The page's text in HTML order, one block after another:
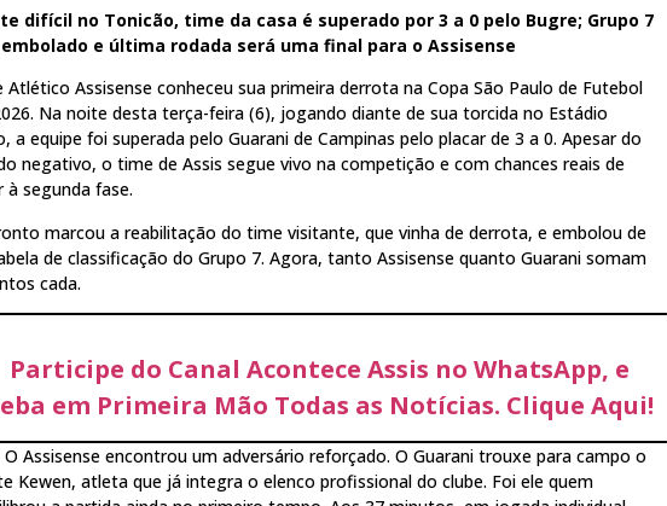
difícil no Tonicão, time da casa é superado por 3 a 0 pelo Bugre; Grupo 7
e última rodada será uma final para o Assisense
Atlético Assisense conheceu sua primeira derrota na Copa São Paulo de Futebol
Na noite desta terça-feira (6), jogando diante de sua torcida no Estádio
a equipe foi superada pelo Guarani de Campinas pelo placar de 3 a 0. Apesar do
negativo, o time de Assis segue vivo na competição e com chances reais de
à segunda fase.
marcou a reabilitação do time visitante, que vinha de derrota, e embolou de
de classificação do Grupo 7. Agora, tanto Assisense quanto Guarani somam
cada.
Participe do Canal Acontece Assis no WhatsApp, e
em Primeira Mão Todas as Notícias. Clique Aqui!
O Assisense encontrou um adversário reforçado. O Guarani trouxe para campo o
Kewen, atleta que já integra o elenco profissional do clube. Foi ele quem